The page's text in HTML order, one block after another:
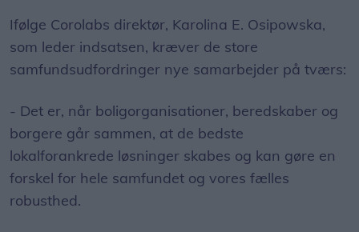
Ifølge Corolabs direktør, Karolina E. Osipowska,
som leder indsatsen, kræver de store
samfundsudfordringer nye samarbejder på tværs:
- Det er, når boligorganisationer, beredskaber og
borgere går sammen, at de bedste
lokalforankrede løsninger skabes og kan gøre en
forskel for hele samfundet og vores fælles
robusthed.